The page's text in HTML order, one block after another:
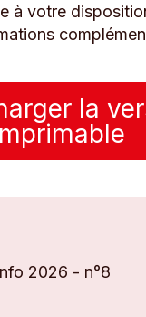
à votre
la
2026 - n°8